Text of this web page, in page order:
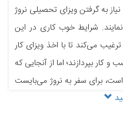
به گرفتن ویزای تحصیلی نروژ
شرایط خوب کاری در این
می‌کند تا با اخذ ویزای کار
کار بپردازند؛ اما از آنجایی که
برای سفر به نروژ می‌بایست
آشنایی با انواع ویزای شینگن